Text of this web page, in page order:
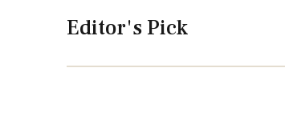
Editor's Pick